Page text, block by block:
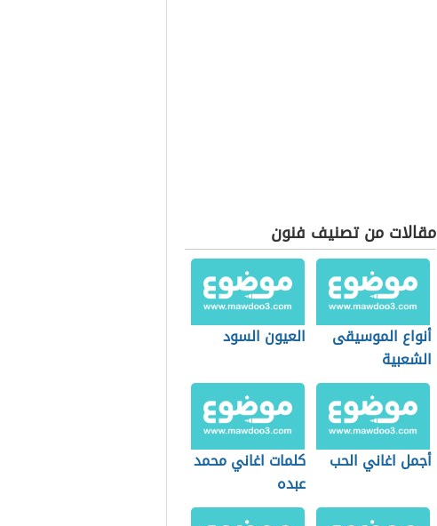
مقالات من تصنيف فنون
أنواع الموسيقى
الشعبية
العيون السود
أجمل اغاني الحب
كلمات اغاني محمد
عبده